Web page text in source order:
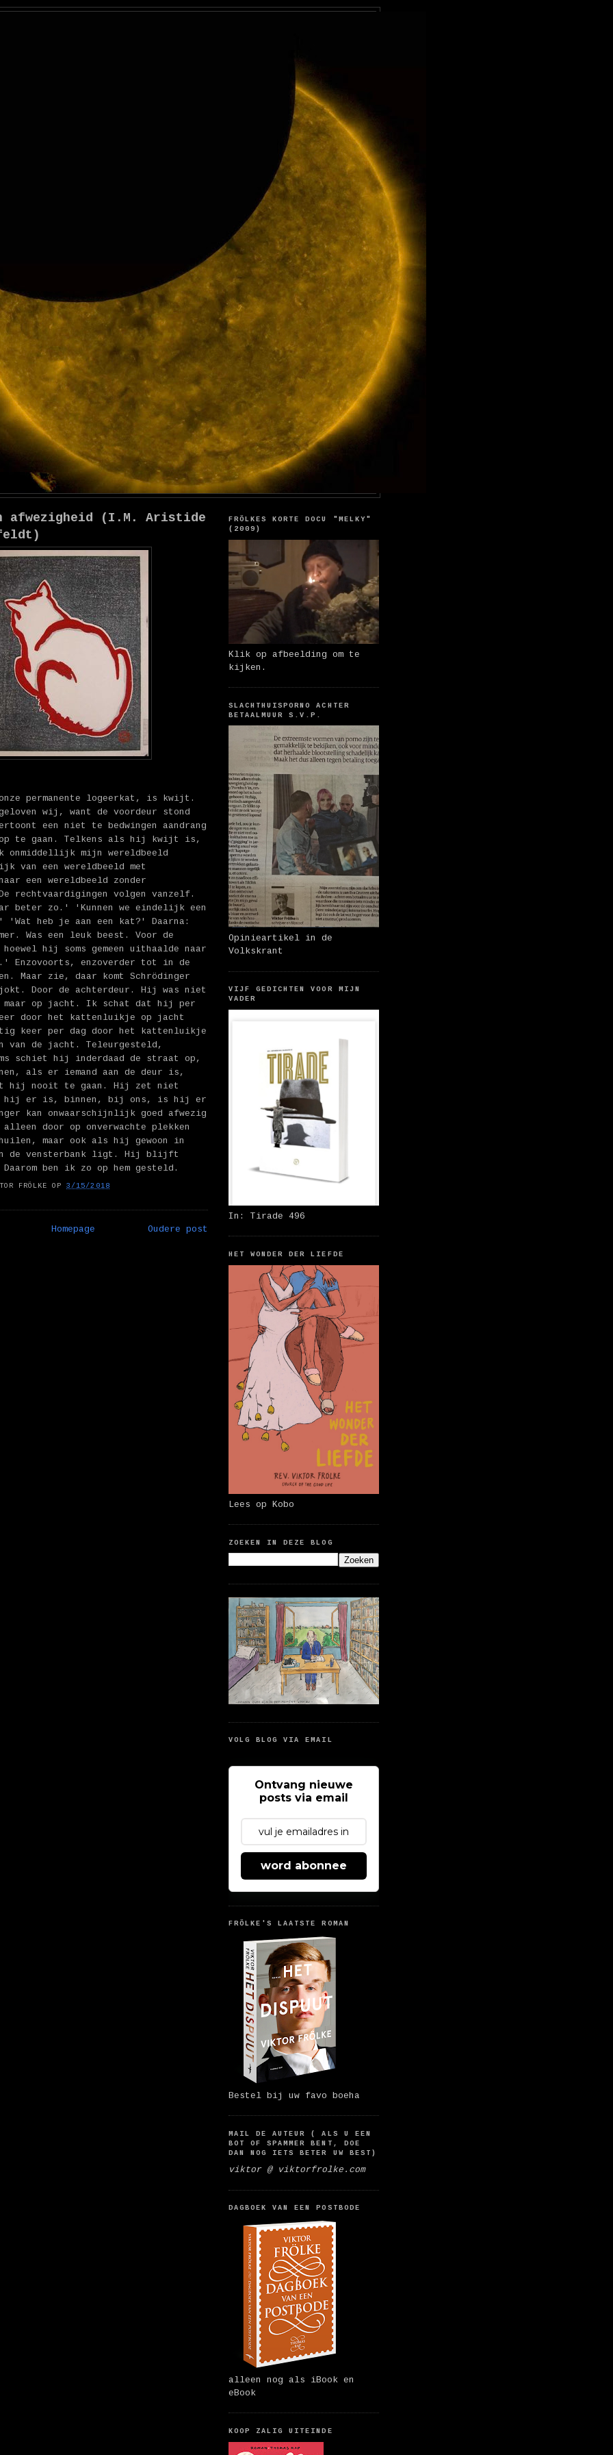
afwezigheid (I.M. Aristide
permanente logeerkat, is kwijt.
wij, want de voordeur stond
een niet te bedwingen aandrang
te gaan. Telkens als hij kwijt is,
onmiddellijk mijn wereldbeeld
van een wereldbeeld met
een wereldbeeld zonder
rechtvaardigingen volgen vanzelf.
beter zo.' 'Kunnen we eindelijk een
'Wat heb je aan een kat?' Daarna:
Was een leuk beest. Voor de
hij soms gemeen uithaalde naar
Enzovoorts, enzoverder tot in de
Maar zie, daar komt Schrödinger
Door de achterdeur. Hij was niet
op jacht. Ik schat dat hij per
door het kattenluikje op jacht
keer per dag door het kattenluikje
van de jacht. Teleurgesteld,
schiet hij inderdaad de straat op,
als er iemand aan de deur is,
hij nooit te gaan. Hij zet niet
hij er is, binnen, bij ons, is hij er
kan onwaarschijnlijk goed afwezig
door op onverwachte plekken
maar ook als hij gewoon in
de vensterbank ligt. Hij blijft
ben ik zo op hem gesteld.
FRÖLKE OP3/15/2018
Oudere post
Homepage
FRÖLKES KORTE DOCU "MELKY"
(2009)
Klik op afbeelding om te
kijken.
SLACHTHUISPORNO ACHTER
BETAALMUUR S.V.P.
Opinieartikel in de
Volkskrant
VIJF GEDICHTEN VOOR MIJN
VADER
In: Tirade 496
HET WONDER DER LIEFDE
Lees op Kobo
ZOEKEN IN DEZE BLOG
VOLG BLOG VIA EMAIL
Ontvang nieuwe
posts via email
word abonnee
FRÖLKE'S LAATSTE ROMAN
Bestel bij uw favo boeha
MAIL DE AUTEUR ( ALS U EEN
BOT OF SPAMMER BENT, DOE
DAN NOG IETS BETER UW BEST)
viktor @ viktorfrolke.com
DAGBOEK VAN EEN POSTBODE
alleen nog als iBook en
eBook
KOOP ZALIG UITEINDE